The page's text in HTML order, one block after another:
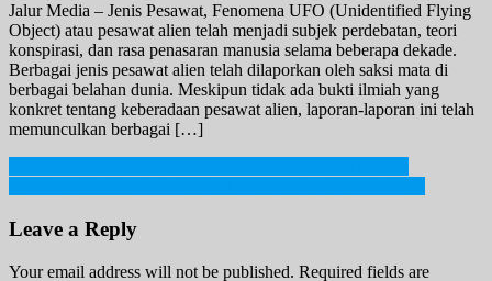
Jalur Media – Jenis Pesawat, Fenomena UFO (Unidentified Flying
Object) atau pesawat alien telah menjadi subjek perdebatan, teori
konspirasi, dan rasa penasaran manusia selama beberapa dekade.
Berbagai jenis pesawat alien telah dilaporkan oleh saksi mata di
berbagai belahan dunia. Meskipun tidak ada bukti ilmiah yang
konkret tentang keberadaan pesawat alien, laporan-laporan ini telah
memunculkan berbagai […]
Post
navigation
Leave a Reply
Your email address will not be published. Required fields are